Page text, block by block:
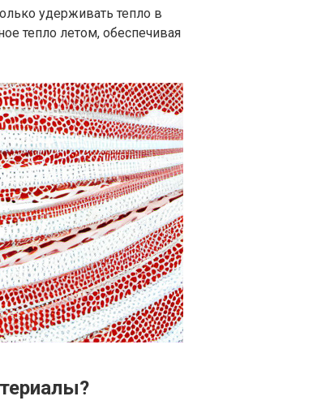
удерживать тепло в
тепло летом, обеспечивая